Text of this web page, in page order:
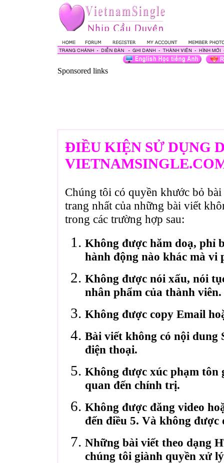
Sponsored links
ĐIỀU KIỆN SỬ DỤNG
Chúng tôi có quyền khước bỏ
trang nhất của những bài viết
trong các trường hợp sau:
Không được hăm doạ, phỉ
hành động nào khác mà vi
Không được nói xấu, nói
nhân phẩm của thành viên.
Không được copy Email
Bài viết không có nội dung
điện thoại.
Không được xúc phạm tôn
quan đến chính trị.
Không được đăng video
đến điều 5. Và không
Những bài viết theo dạng
chúng tôi giành quyền xử